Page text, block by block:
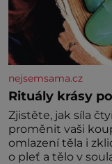
nejsemsama.cz
Rituály krásy
Zjistěte, jak síla
proměnit vaši
omlazení těla i
o pleť a tělo v